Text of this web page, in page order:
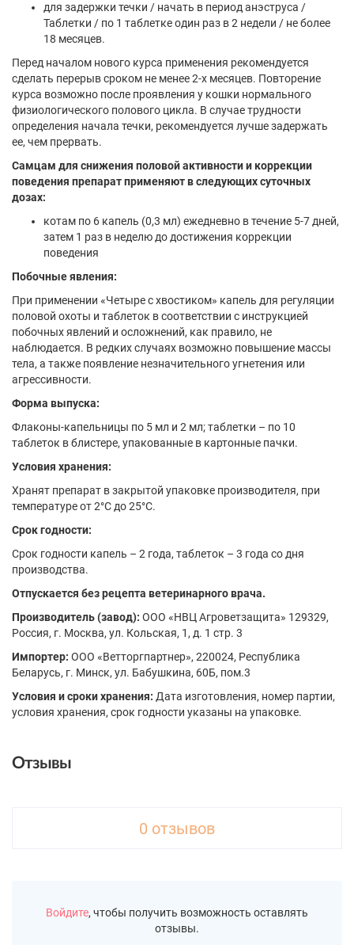
для задержки течки / начать в период анэструса /
Таблетки / по 1 таблетке один раз в 2 недели / не более
18 месяцев.
Перед началом нового курса применения рекомендуется
сделать перерыв сроком не менее 2-х месяцев. Повторение
курса возможно после проявления у кошки нормального
физиологического полового цикла. В случае трудности
определения начала течки, рекомендуется лучше задержать
ее, чем прервать.
Самцам для снижения половой активности и коррекции
поведения препарат применяют в следующих суточных
дозах:
котам по 6 капель (0,3 мл) ежедневно в течение 5-7 дней,
затем 1 раз в неделю до достижения коррекции
поведения
Побочные явления:
При применении «Четыре с хвостиком» капель для регуляции
половой охоты и таблеток в соответствии с инструкцией
побочных явлений и осложнений, как правило, не
наблюдается. В редких случаях возможно повышение массы
тела, а также появление незначительного угнетения или
агрессивности.
Форма выпуска:
Флаконы-капельницы по 5 мл и 2 мл; таблетки – по 10
таблеток в блистере, упакованные в картонные пачки.
Условия хранения:
Хранят препарат в закрытой упаковке производителя, при
температуре от 2°С до 25°С.
Срок годности:
Срок годности капель – 2 года, таблеток – 3 года со дня
производства.
Отпускается без рецепта ветеринарного врача.
Производитель (завод): ООО «НВЦ Агроветзащита» 129329,
Россия, г. Москва, ул. Кольская, 1, д. 1 стр. 3
Импортер: ООО «Ветторгпартнер», 220024, Республика
Беларусь, г. Минск, ул. Бабушкина, 60Б, пом.3
Условия и сроки хранения: Дата изготовления, номер партии,
условия хранения, срок годности указаны на упаковке.
Отзывы
0 отзывов
Войдите, чтобы получить возможность оставлять
отзывы.